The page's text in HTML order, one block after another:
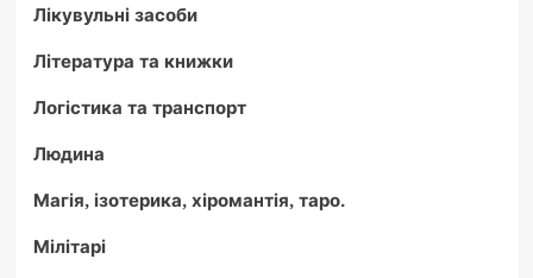
Лікувульні засоби
Література та книжки
Логістика та транспорт
Людина
Магія, ізотерика, хіромантія, таро.
Мілітарі